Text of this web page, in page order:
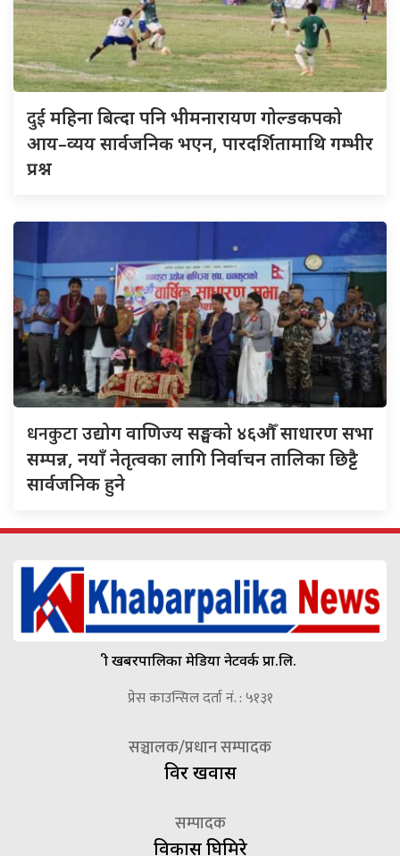
दुईमहिना बित्दा पनि भीमनारायण गोल्डकपको
आय–व्यय सार्वजनिक भएन, पारदर्शितामाथि गम्भीर
प्रश्न
धनकुटाउद्योग वाणिज्य सङ्घको ४६औँ साधारण सभा
सम्पन्न, नयाँ नेतृत्वका लागि निर्वाचन तालिका छिट्टै
सार्वजनिक हुने
श्री खबरपालिका मेडिया नेटवर्क प्रा.लि.
प्रेस काउन्सिल दर्ता नं. : ५१३१
सञ्चालक/प्रधान सम्पादक
विदुर खवास
सम्पादक
विकास घिमिरे